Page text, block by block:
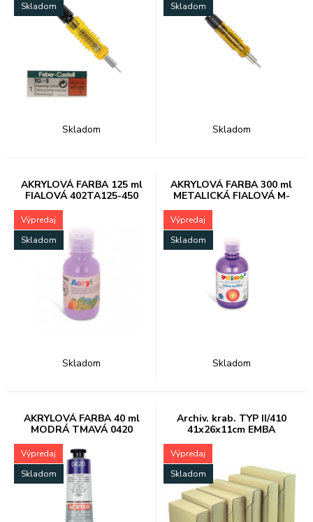
Skladom
Skladom
Skladom
Skladom
AKRYLOVÁ FARBA 125 ml
FIALOVÁ 402TA125-450
Výpredaj
Skladom
Skladom
AKRYLOVÁ FARBA 300 ml
METALICKÁ FIALOVÁ M-
400TAM
Výpredaj
Skladom
Skladom
AKRYLOVÁ FARBA 40 ml
MODRÁ TMAVÁ 0420
Výpredaj
Skladom
Archiv. krab. TYP II/410
41x26x11cm EMBA
Výpredaj
Skladom